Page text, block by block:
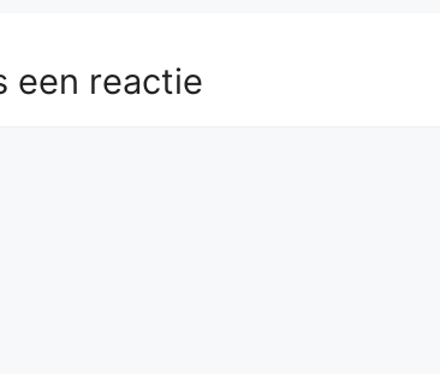
een reactie